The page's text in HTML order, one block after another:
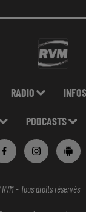
RADIO INFOS
PODCASTS
RVM - Tous droits réservés